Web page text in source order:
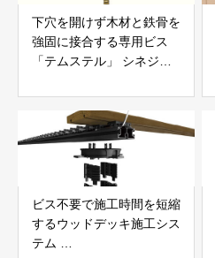
下穴を開けず木材と鉄骨を
強固に接合する専用ビス
「テムステル」 シネジッ
ビス不要で施工時間を短縮
するウッドデッキ施工シス
テム